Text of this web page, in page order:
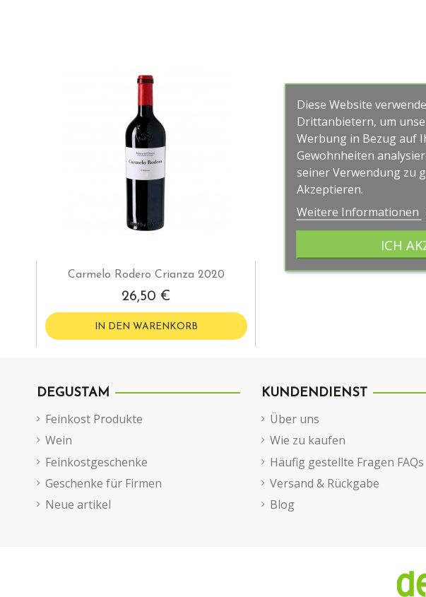
Carmelo Rodero Crianza 2020
26,50 €
IN DEN WARENKORB
DEGUSTAM
Feinkost Produkte
Wein
Feinkostgeschenke
Geschenke für Firmen
Neue artikel
KUNDENDIENST
Über uns
Wie zu kaufen
Häufig gestellte Fragen FAQs
Versand & Rückgabe
Blog
Diese Website
Drittanbietern, um
Werbung in Bezug auf
Gewohnheiten
seiner Verwendung zu
Akzeptieren.
Weitere Informationen
ICH